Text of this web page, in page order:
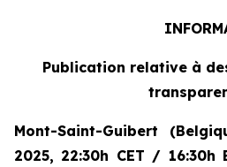
Publication relative à
Mont-Saint-Guibert
2025, 22:30h CET / 16:30h